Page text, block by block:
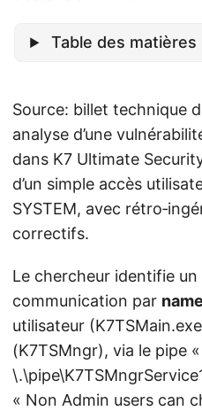
Table des matières
Source: billet technique
analyse d’une
dans K7 Ultimate
d’un simple accès
SYSTEM, avec
correctifs.
Le chercheur identifie un
communication par
utilisateur
(K7TSMngr), via le pipe «
« Non Admin users can